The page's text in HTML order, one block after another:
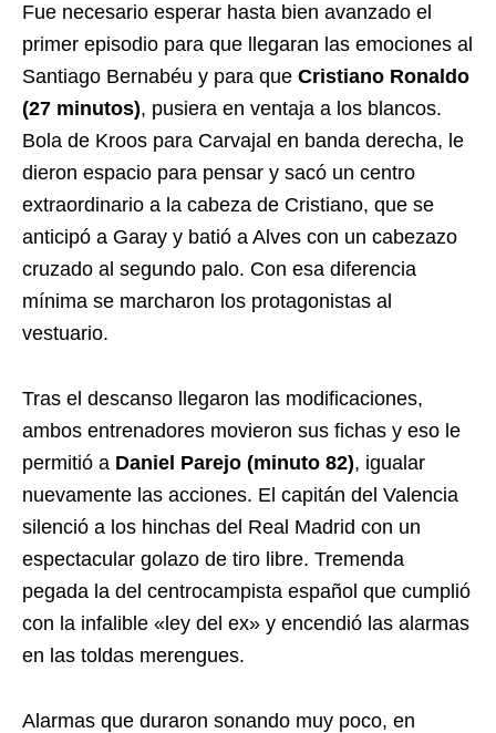
Fue necesario esperar hasta bien avanzado el
primer episodio para que llegaran las emociones al
Santiago Bernabéu y para que Cristiano Ronaldo
(27 minutos), pusiera en ventaja a los blancos.
Bola de Kroos para Carvajal en banda derecha, le
dieron espacio para pensar y sacó un centro
extraordinario a la cabeza de Cristiano, que se
anticipó a Garay y batió a Alves con un cabezazo
cruzado al segundo palo. Con esa diferencia
mínima se marcharon los protagonistas al
vestuario.
Tras el descanso llegaron las modificaciones,
ambos entrenadores movieron sus fichas y eso le
permitió a Daniel Parejo (minuto 82), igualar
nuevamente las acciones. El capitán del Valencia
silenció a los hinchas del Real Madrid con un
espectacular golazo de tiro libre. Tremenda
pegada la del centrocampista español que cumplió
con la infalible «ley del ex» y encendió las alarmas
en las toldas merengues.
Alarmas que duraron sonando muy poco, en